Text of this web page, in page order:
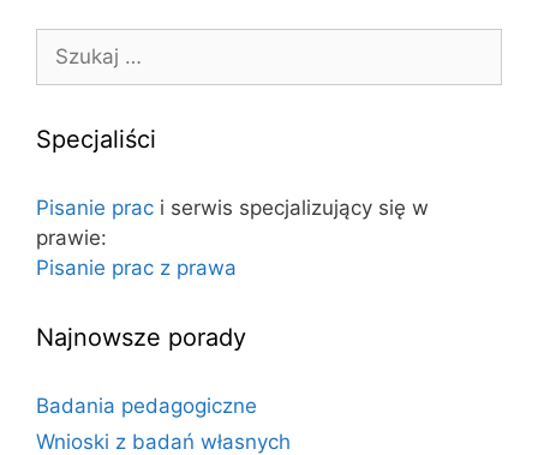
o
r
k
:
Specjaliści
Pisanie prac i serwis specjalizujący się w
prawie:
Pisanie prac z prawa
Najnowsze porady
Badania pedagogiczne
Wnioski z badań własnych